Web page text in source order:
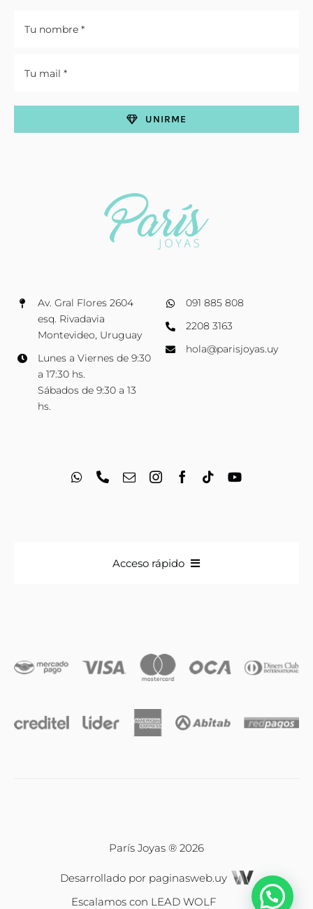
Av. Gral Flores 2604
esq. Rivadavia
Montevideo, Uruguay
Lunes a Viernes de 9:30
a 17:30 hs.
Sábados de 9:30 a 13
hs.
091 885 808
2208 3163
hola@parisjoyas.uy
UNIRME
Acceso rápido
Iniciales
Relojes
París Joyas ® 2026
Desarrollado por paginasweb.uy
Escalamos con LEAD WOLF